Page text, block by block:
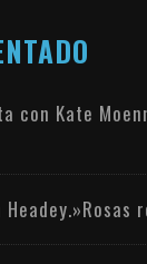
con Kate